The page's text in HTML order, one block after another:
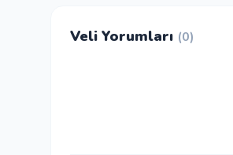
Veli Yorumları (0)